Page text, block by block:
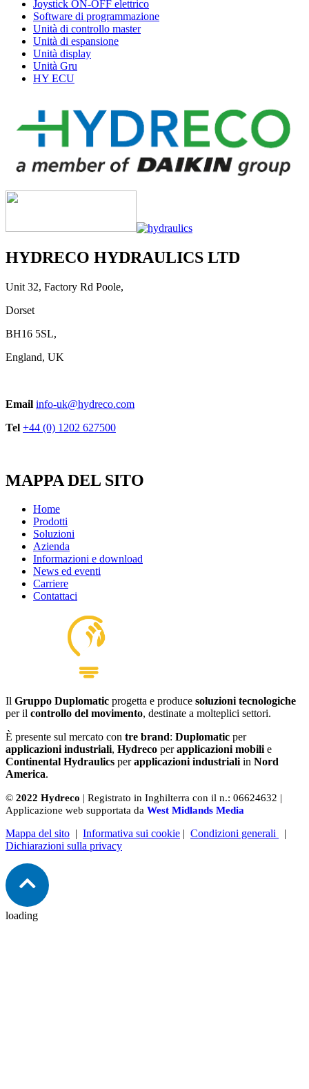
Joystick ON-OFF elettrico
Software di programmazione
Unità di controllo master
Unità di espansione
Unità display
Unità Gru
HY ECU
HYDRECO HYDRAULICS LTD
Unit 32, Factory Rd Poole,
Dorset
BH16 5SL,
England, UK
Email info-uk@hydreco.com
Tel +44 (0) 1202 627500
MAPPA DEL SITO
Home
Prodotti
Soluzioni
Azienda
Informazioni e download
News ed eventi
Carriere
Contattaci
Il Gruppo Duplomatic progetta e produce soluzioni tecnologiche
per il controllo del movimento, destinate a molteplici settori.
È presente sul mercato con tre brand: Duplomatic per
applicazioni industriali, Hydreco perapplicazioni mobilie
Continental Hydraulics perapplicazioni industrialiin Nord
America.
© 2022 Hydreco | Registrato in Inghilterra con il n.: 06624632 |
Applicazione web supportata da West Midlands Media
Mappa del sito | Informativa sui cookie | Condizioni generali
|
Dichiarazioni sulla privacy
loading